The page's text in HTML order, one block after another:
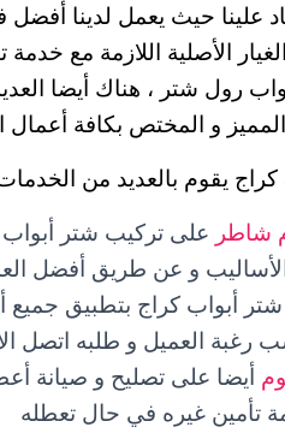
علينا حيث يعمل لدينا
الأصلية اللازمة مع خدمة
رول شتر ، هناك أيضا
و المختص بكافة أعمال
يقوم بالعديد من
شاطر على تركيب شتر أبواب
و عن طريق أفضل
أبواب كراج بتطبيق
رغبة العميل و طلبه اتصل
أيضا على تصليح و صيانة
تأمين غيره في حال تعطله